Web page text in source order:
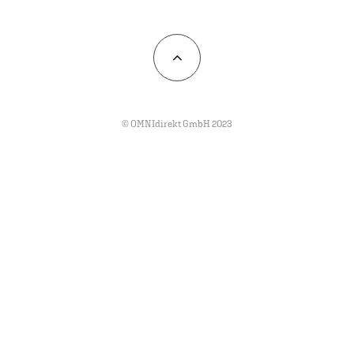
© OMNIdirekt GmbH 2023